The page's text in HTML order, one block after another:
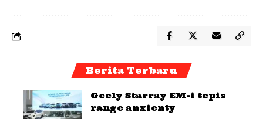
Berita Terbaru
Geely Starray EM-i tepis
range anxienty